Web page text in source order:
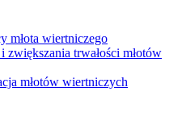
młota wiertniczego
zwiększania trwałości młotów
młotów wiertniczych